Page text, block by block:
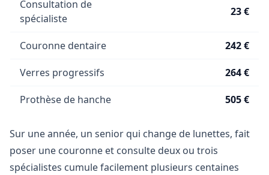
Consultation de
spécialiste
23 €
Couronne dentaire 242 €
Verres progressifs 264 €
Prothèse de hanche 505 €
Sur une année, un senior qui change de lunettes, fait
poser une couronne et consulte deux ou trois
spécialistes cumule facilement plusieurs centaines